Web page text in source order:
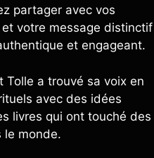
partager avec vos
votre message distinctif
et engageant.
Tolle a trouvé sa voix en
avec des idées
livres qui ont touché des
le monde.